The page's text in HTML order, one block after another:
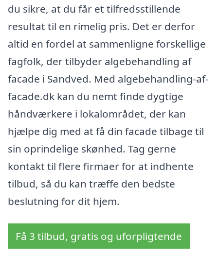
du sikre, at du får et tilfredsstillende
resultat til en rimelig pris. Det er derfor
altid en fordel at sammenligne forskellige
fagfolk, der tilbyder algebehandling af
facade i Sandved. Med algebehandling-af-
facade.dk kan du nemt finde dygtige
håndværkere i lokalområdet, der kan
hjælpe dig med at få din facade tilbage til
sin oprindelige skønhed. Tag gerne
kontakt til flere firmaer for at indhente
tilbud, så du kan træffe den bedste
beslutning for dit hjem.
Få 3 tilbud, gratis og uforpligtende